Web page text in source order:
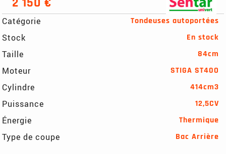
Catégorie
Tondeuses autoportées
Stock
En stock
Taille
84cm
Moteur
STIGA ST40O
Cylindre
414cm3
Puissance
12,5CV
Énergie
Thermique
Type de coupe
Bac Arrière